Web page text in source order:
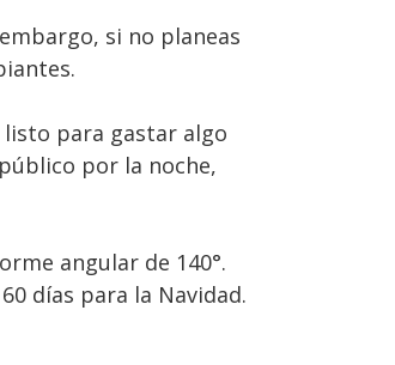
si no planeas
para gastar algo
por la noche,
angular de 140°.
días para la Navidad.